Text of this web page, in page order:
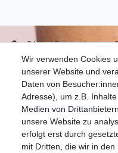
Wir verwenden Cookies
unserer Website und
Daten von
Adresse), um z.B.
Medien von
unsere Website zu
erfolgt erst durch
mit Dritten, die wir in den
S.W.w. Schmuckwaren
07051-9608828
info@schmuckador.de
Montag bis Freitag
Widerrufs­recht